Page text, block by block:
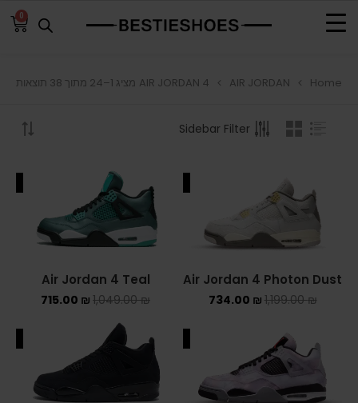
0
BROWSE
ADIDAS CAMPUS
ADIDAS FORUM
ADIDAS GAZELLE
ADIDAS SAMBA
ADIDAS SL 72
ADIDAS SPEZIAL
Home
AIR JORDAN
AIR JORDAN 4 מציג 1–24 מתוך 38 תוצאות
Sidebar Filter
Air Jordan 4 Photon Dust
1,199.00₪
734.00 ₪
Air Jordan 4 Teal
1,049.00₪
715.00 ₪